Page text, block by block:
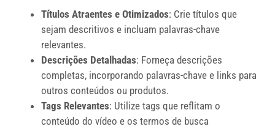
Títulos Atraentes e Otimizados: Crie títulos que
sejam descritivos e incluam palavras-chave
relevantes.
Descrições Detalhadas: Forneça descrições
completas, incorporando palavras-chave e links para
outros conteúdos ou produtos.
Tags Relevantes: Utilize tags que reflitam o
conteúdo do vídeo e os termos de busca